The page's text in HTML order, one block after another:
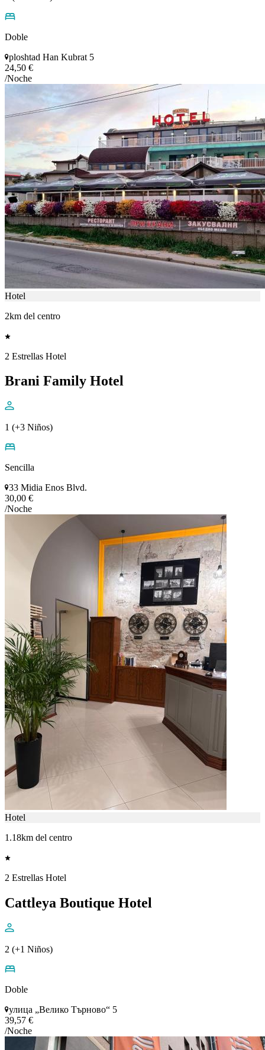
Doble
ploshtad Han Kubrat 5
24,50 €
/Noche
Hotel
2km del centro
2 Estrellas Hotel
Brani Family Hotel
1 (+3 Niños)
Sencilla
33 Midia Enos Blvd.
30,00 €
/Noche
Hotel
1.18km del centro
2 Estrellas Hotel
Cattleya Boutique Hotel
2 (+1 Niños)
Doble
улица „Велико Търново“ 5
39,57 €
/Noche